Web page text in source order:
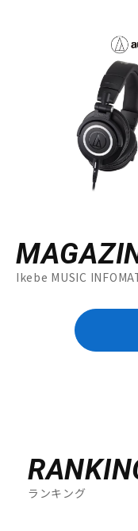
Ikebe MUSIC
ランキング